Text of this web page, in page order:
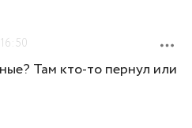
Там кто-то пернул или